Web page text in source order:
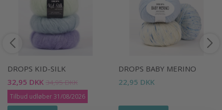
DROPS KID-SILK
32,95 DKK 34,95 DKK
Tilbud udløber 31/08/2026
DROPS BABY MERINO
22,95 DKK